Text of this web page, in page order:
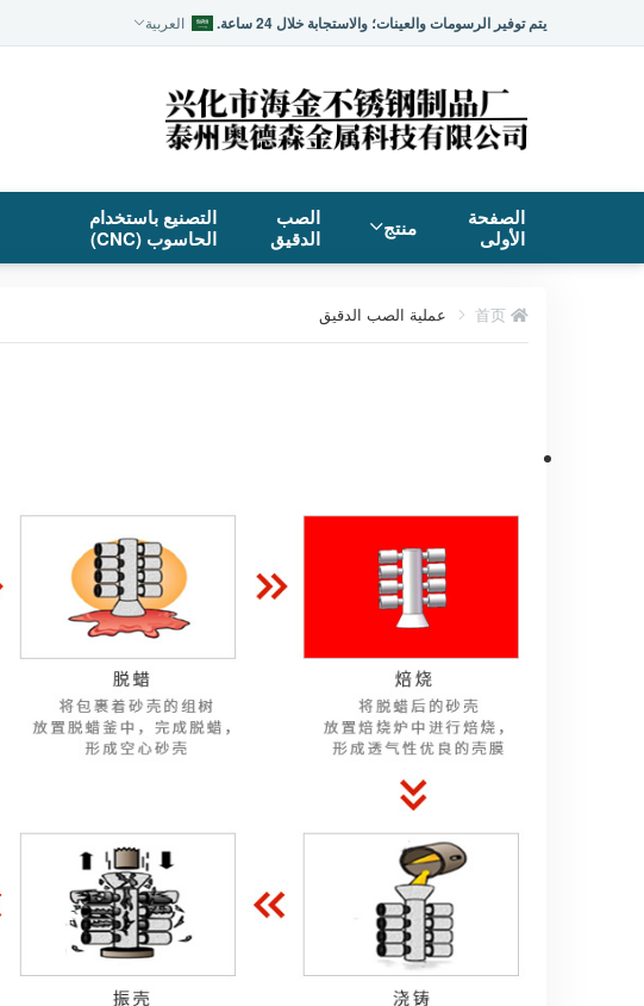
يتم توفير الرسومات والعينات؛ والاستجابة خلال 24 ساعة. العربية
الصفحة
الأولى
منتج
الصب
الدقيق
التصنيع باستخدام
الحاسوب (CNC)
عملية الصب الدقيق